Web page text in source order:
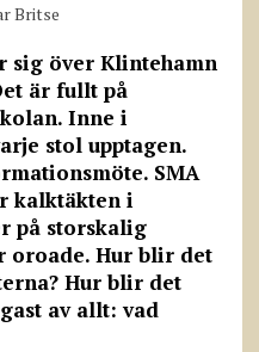
Britse
sig över Klintehamn
är fullt på
Inne i
stol upptagen.
SMA
kalktäkten i
på storskalig
oroade. Hur blir det
Hur blir det
av allt: vad